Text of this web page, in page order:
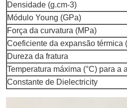
Densidade (g.cm-3)
Módulo Young (GPa)
Força da curvatura (MPa)
Coeficiente da expansão térmica
Dureza da fratura
Temperatura máxima (°C) para a
Constante de Dielectricity